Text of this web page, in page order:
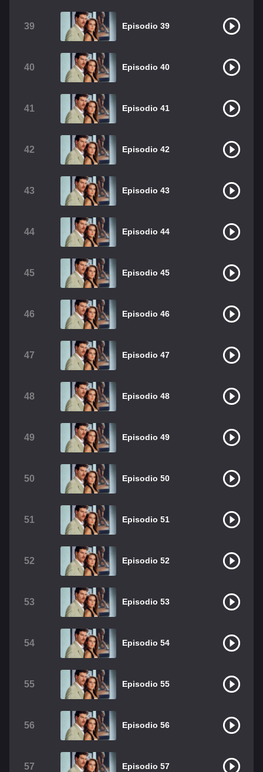
39 Episodio 39
40 Episodio 40
41 Episodio 41
42 Episodio 42
43 Episodio 43
44 Episodio 44
45 Episodio 45
46 Episodio 46
47 Episodio 47
48 Episodio 48
49 Episodio 49
50 Episodio 50
51 Episodio 51
52 Episodio 52
53 Episodio 53
54 Episodio 54
55 Episodio 55
56 Episodio 56
57 Episodio 57